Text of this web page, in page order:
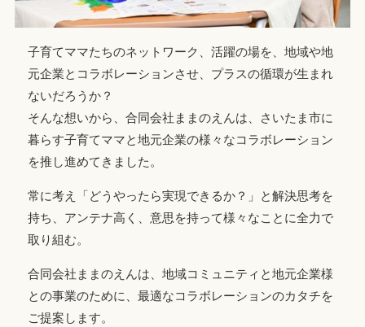
子育てママたちのネットワーク、活躍の場を、地域や地
元企業とコラボレーションさせ、プラスの循環が生まれ
ないだろうか？
そんな想いから、合同会社ままのえんは、さいたま市に
暮らす子育てママと地元企業の様々なコラボレーション
を推し進めてきました。
常に考え「どうやったら実現できるか？」と解決思考を
持ち、アンテナ高く、意思を持って様々なことに全力で
取り組む。
合同会社ままのえんは、地域コミュニティと地元企業様
との事業のために、最適なコラボレーションのカタチを
ご提案します。